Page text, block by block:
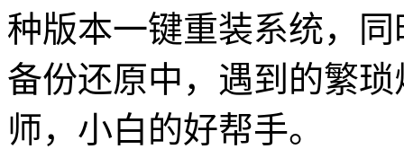
种版本一键重装系统，
备份还原中，遇到的繁
师，小白的好帮手。